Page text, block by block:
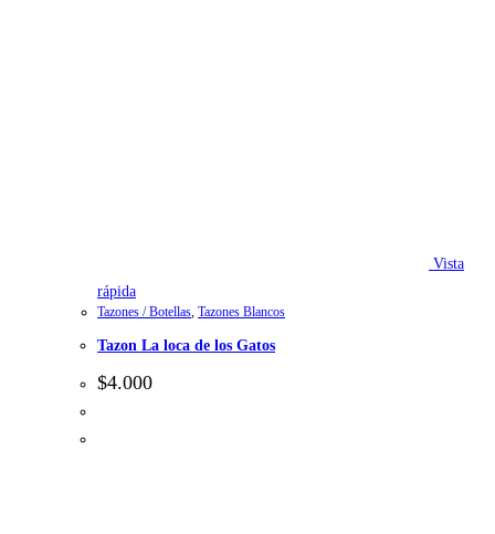
Vista
rápida
Tazones / Botellas, Tazones Blancos
Tazon La loca de los Gatos
$4.000